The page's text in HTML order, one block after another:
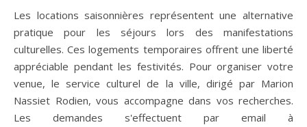
Les locations saisonnières représentent une alternative
pratique pour les séjours lors des manifestations
culturelles. Ces logements temporaires offrent une liberté
appréciable pendant les festivités. Pour organiser votre
venue, le service culturel de la ville, dirigé par Marion
Nassiet Rodien, vous accompagne dans vos recherches.
Les demandes s'effectuent par email à